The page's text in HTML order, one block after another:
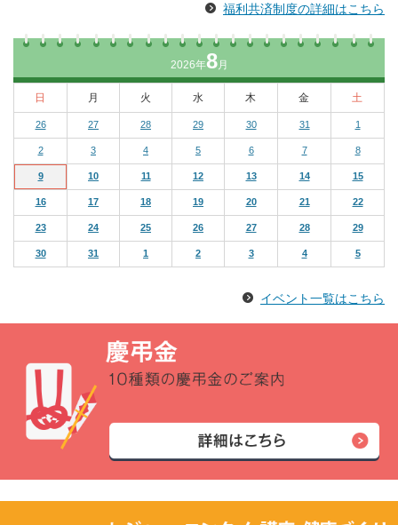
福利共済制度の詳細はこちら
2026年8月
日 月 火 水 木 金 土
26 27 28 29 30 31 1
2 3 4 5 6 7 8
9 10 11 12 13 14 15
16 17 18 19 20 21 22
23 24 25 26 27 28 29
30 31 1 2 3 4 5
イベント一覧はこちら